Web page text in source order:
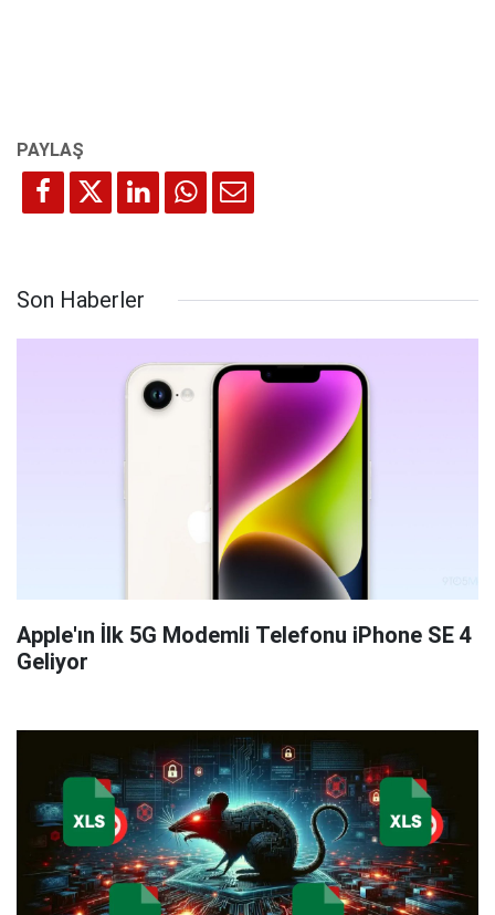
Son Haberler
Apple'ın İlk 5G Modemli Telefonu iPhone SE 4
Geliyor